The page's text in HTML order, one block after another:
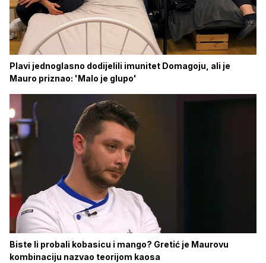
Plavi jednoglasno dodijelili imunitet Domagoju, ali je
Mauro priznao: 'Malo je glupo'
Biste li probali kobasicu i mango? Gretić je Maurovu
kombinaciju nazvao teorijom kaosa